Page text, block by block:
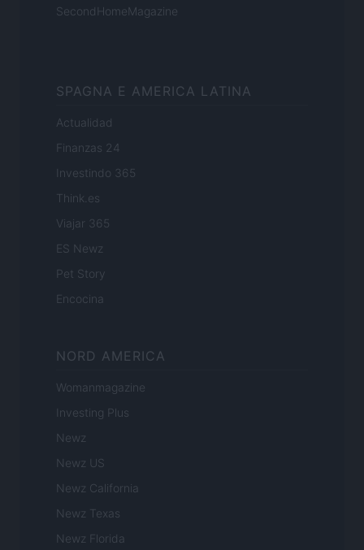
SecondHomeMagazine
SPAGNA E AMERICA LATINA
Actualidad
Finanzas 24
Investindo 365
Think.es
Viajar 365
ES Newz
Pet Story
Encocina
NORD AMERICA
Womanmagazine
Investing Plus
Newz
Newz US
Newz California
Newz Texas
Newz Florida